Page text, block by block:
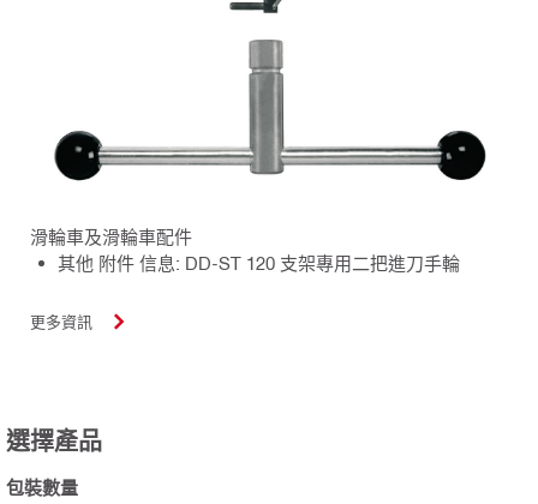
滑輪車及滑輪車配件
其他 附件 信息: DD-ST 120 支架專用二把進刀手輪
更多資訊
選擇產品
包裝數量